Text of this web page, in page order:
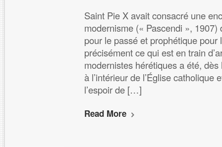
Saint Pie X avait consacré une
modernisme (« Pascendi »,
pour le passé et prophétique pour
précisément ce qui est en train
modernistes hérétiques a été,
à l’intérieur de l’Église catholique
l’espoir de […]
Read More